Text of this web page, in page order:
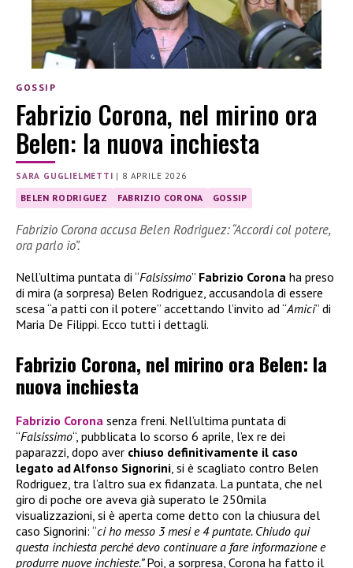
GOSSIP
Fabrizio Corona, nel mirino ora
Belen: la nuova inchiesta
SARA GUGLIELMETTI | 8 APRILE 2026
BELEN RODRIGUEZ FABRIZIO CORONA GOSSIP
Fabrizio Corona accusa Belen Rodriguez: “Accordi col potere,
ora parlo io”.
Nell’ultima puntata di “Falsissimo” Fabrizio Corona ha preso
di mira (a sorpresa) Belen Rodriguez, accusandola di essere
scesa “a patti con il potere” accettando l’invito ad “Amici” di
Maria De Filippi. Ecco tutti i dettagli.
Fabrizio Corona, nel mirino ora Belen: la
nuova inchiesta
Fabrizio Corona senza freni. Nell’ultima puntata di
“Falsissimo“, pubblicata lo scorso 6 aprile, l’ex re dei
paparazzi, dopo aver chiuso definitivamente il caso
legato ad Alfonso Signorini, si è scagliato contro Belen
Rodriguez, tra l’altro sua ex fidanzata. La puntata, che nel
giro di poche ore aveva già superato le 250mila
visualizzazioni, si è aperta come detto con la chiusura del
caso Signorini: “ci ho messo 3 mesi e 4 puntate. Chiudo qui
questa inchiesta perché devo continuare a fare informazione e
produrre nuove inchieste.”Poi, a sorpresa, Corona ha fatto il